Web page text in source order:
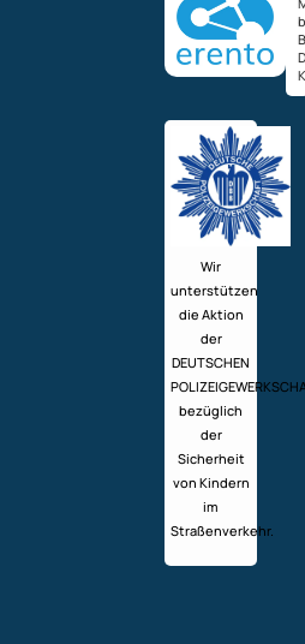
Wir
unterstützen
die Aktion
der
DEUTSCHEN
bezüglich
der
Sicherheit
von Kindern
im
Straßenverkehr.